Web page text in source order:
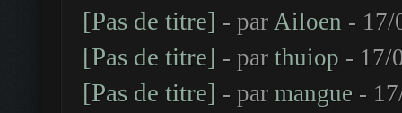
[Pas de titre] - par Ailoen - 17/
[Pas de titre] - par thuiop - 17/
[Pas de titre] - par mangue -